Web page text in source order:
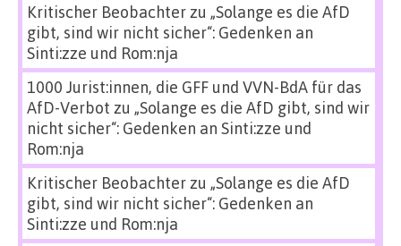
Kritischer Beobachterzu „Solange es die AfD
gibt, sind wir nicht sicher“: Gedenken an
Sinti:zze und Rom:nja
1000 Jurist:innen, die GFF und VVN-BdA für das
AfD-Verbot zu „Solange es die AfD gibt, sind wir
nicht sicher“: Gedenken an Sinti:zze und
Rom:nja
Kritischer Beobachterzu „Solange es die AfD
gibt, sind wir nicht sicher“: Gedenken an
Sinti:zze und Rom:nja